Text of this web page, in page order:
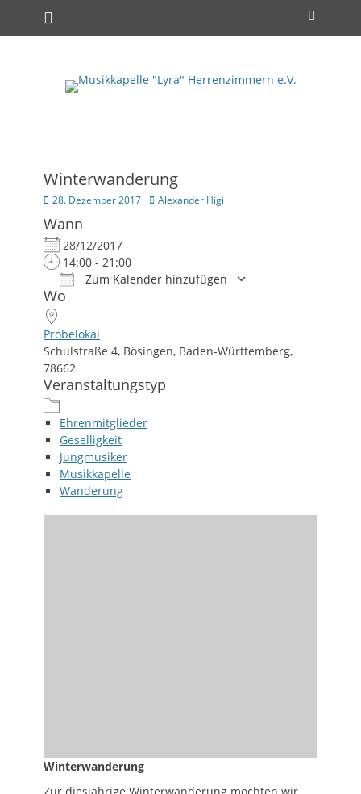
Inhalt
Primäres Menü
Winterwanderung
Posted
28. Dezember 2017 Autor
Alexander Higi
Wann
28/12/2017
14:00 - 21:00
Zum Kalender hinzufügen
Wo
Probelokal
Schulstraße 4, Bösingen, Baden-Württemberg,
78662
Veranstaltungstyp
Ehrenmitglieder
Geselligkeit
Jungmusiker
Musikkapelle
Wanderung
Winterwanderung